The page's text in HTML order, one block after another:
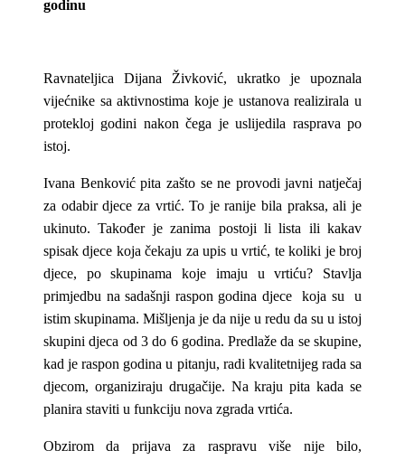
godinu
Ravnateljica Dijana Živković, ukratko je upoznala
vijećnike sa aktivnostima koje je ustanova realizirala u
protekloj godini nakon čega je uslijedila rasprava po
istoj.
Ivana Benković pita zašto se ne provodi javni natječaj
za odabir djece za vrtić. To je ranije bila praksa, ali je
ukinuto. Također je zanima postoji li lista ili kakav
spisak djece koja čekaju za upis u vrtić, te koliki je broj
djece, po skupinama koje imaju u vrtiću? Stavlja
primjedbu na sadašnji raspon godina djece koja su u
istim skupinama. Mišljenja je da nije u redu da su u istoj
skupini djeca od 3 do 6 godina. Predlaže da se skupine,
kad je raspon godina u pitanju, radi kvalitetnijeg rada sa
djecom, organiziraju drugačije. Na kraju pita kada se
planira staviti u funkciju nova zgrada vrtića.
Obzirom da prijava za raspravu više nije bilo,